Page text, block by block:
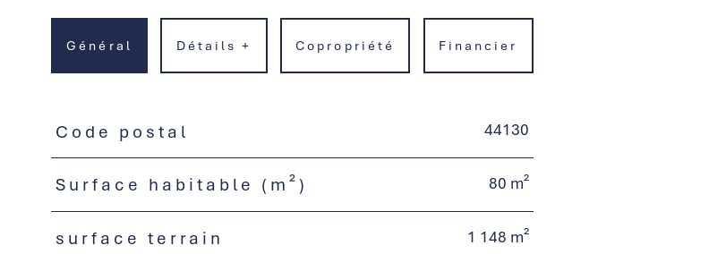
Général Détails + Copropriété Financier
TRAD_PAMPERO_Caracteristique
Code postal 44130
Surface habitable (m²) 80 m²
surface terrain 1 148 m²